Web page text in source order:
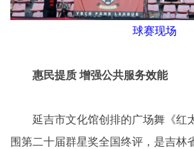
球赛现场
惠民提质 增强公共服务效能
延吉市文化馆创排的广场舞《红
围第二十届群星奖全国终评，是吉林